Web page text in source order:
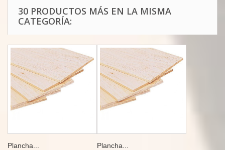
30 PRODUCTOS MÁS EN LA MISMA
CATEGORÍA:
Plancha... Plancha...